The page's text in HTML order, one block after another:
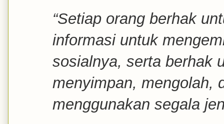
“Setiap orang berhak
informasi untuk
sosialnya, serta berhak
menyimpan, mengolah,
menggunakan segala